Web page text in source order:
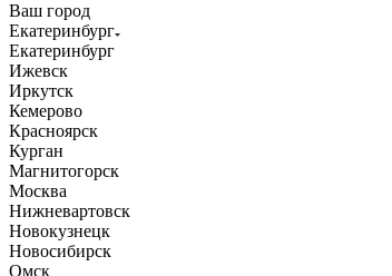
Ваш город
Екатеринбург
Екатеринбург
Ижевск
Иркутск
Кемерово
Красноярск
Курган
Магнитогорск
Москва
Нижневартовск
Новокузнецк
Новосибирск
Омск